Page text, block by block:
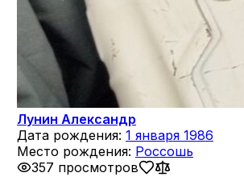
Лунин Александр
Дата рождения: 1 января 1986
Место рождения: Россошь
357 просмотров